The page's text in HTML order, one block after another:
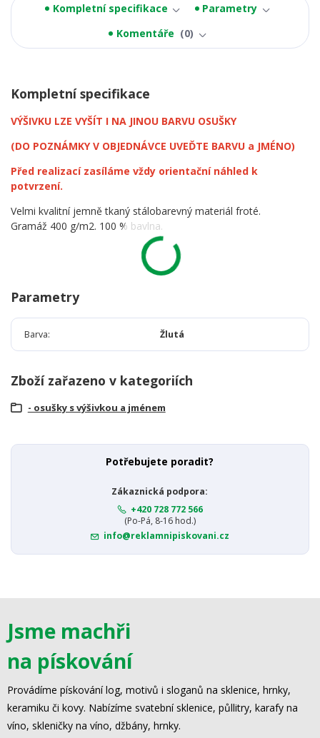
Kompletní specifikace
Parametry
Komentáře
0
Kompletní specifikace
VÝŠIVKU LZE VYŠÍT I NA JINOU BARVU OSUŠKY
(DO POZNÁMKY V OBJEDNÁVCE UVEĎTE BARVU a JMÉNO)
Před realizací zasíláme vždy orientační náhled k
potvrzení.
Velmi kvalitní jemně tkaný stálobarevný materiál froté.
Gramáž 400 g/m2. 100 % bavlna.
Parametry
Barva Žlutá
Zboží zařazeno v kategoriích
- osušky s výšivkou a jménem
Potřebujete poradit?
Zákaznická podpora:
+420 728 772 566
(Po-Pá, 8-16 hod.)
info@reklamnipiskovani.cz
Jsme machři
na pískování
Provádíme pískování log, motivů i sloganů na sklenice, hrnky,
keramiku či kovy. Nabízíme svatební sklenice, půllitry, karafy na
víno, skleničky na víno, džbány, hrnky.